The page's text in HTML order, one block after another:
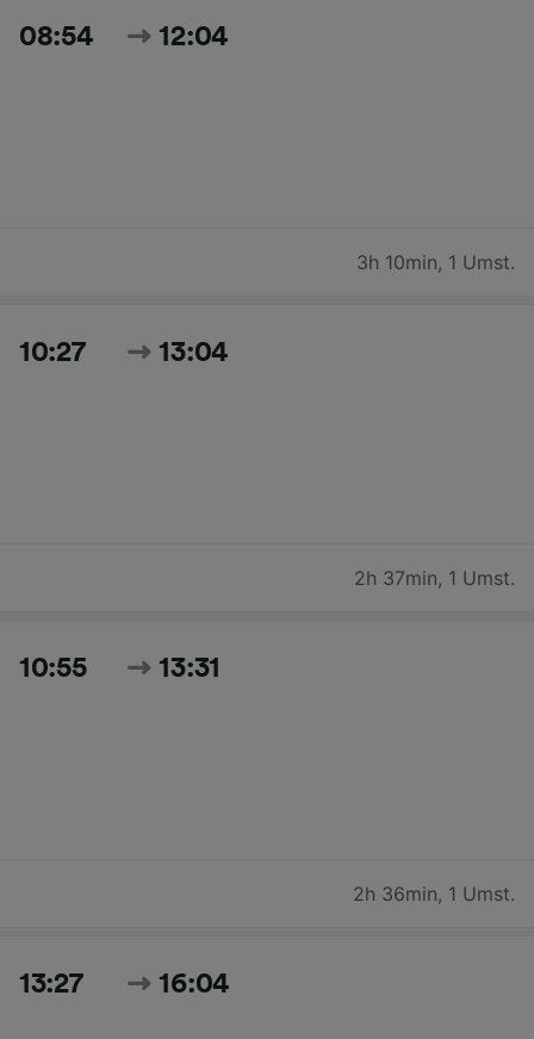
08:54 12:04
3h 10min, 1 Umst.
10:27 13:04
2h 37min, 1 Umst.
10:55 13:31
2h 36min, 1 Umst.
13:27 16:04